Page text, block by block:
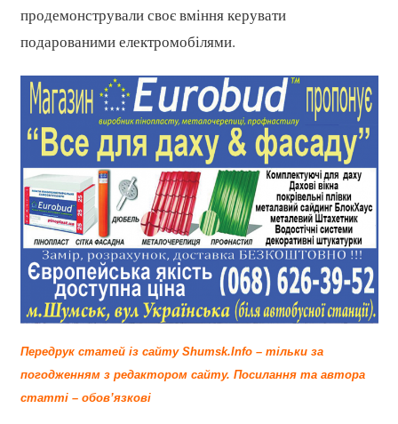
продемонстрували своє вміння керувати
подарованими електромобілями.
Передрук статей із сайту Shumsk.Info – тільки за
погодженням з редактором сайту. Посилання та автора
статті – обов’язкові